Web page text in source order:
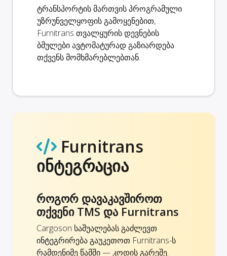
ტრანსპორტის მართვის პროგრამული
უზრუნველყოფის გამოყენებით,
Furnitrans თვალყურის დევნების
ბმულები ავტომატურად გაზიარდება
თქვენს მომხმარებლებთან.
Furnitrans
ინტეგრაცია
როგორ დავაკავშიროთ
თქვენი TMS და Furnitrans
Cargoson საშუალებას გაძლევთ
ინტეგრირება გაუკეთოთ Furnitrans-ს
რამდენიმე წამში — კოდის გარეშე.